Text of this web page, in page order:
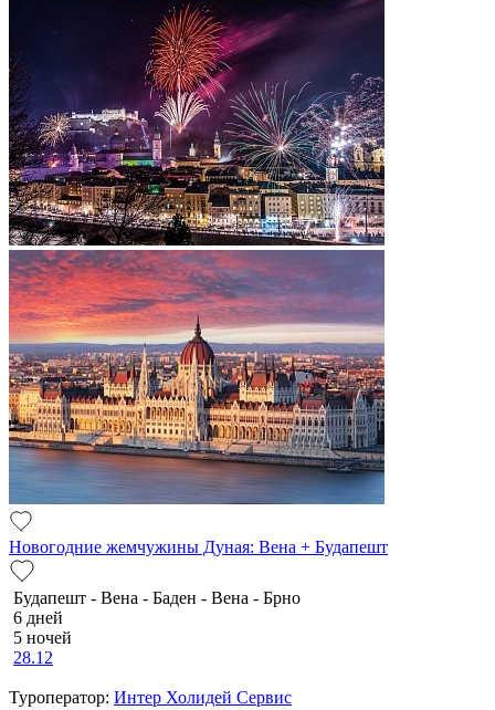
Новогодние жемчужины Дуная: Вена + Будапешт
Будапешт - Вена - Баден - Вена - Брно
6 дней
5 ночей
28.12
Туроператор: Интер Холидей Сервис